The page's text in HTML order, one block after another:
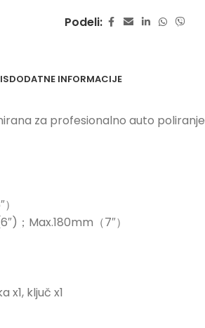
Podeli:
DODATNE INFORMACIJE
za profesionalno auto poliranje
；Max.180mm（7″）
x1, ključ x1